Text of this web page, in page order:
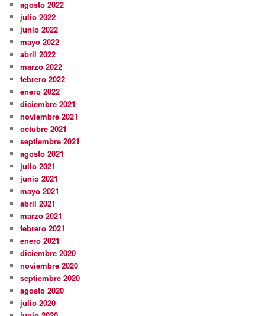
agosto 2022
julio 2022
junio 2022
mayo 2022
abril 2022
marzo 2022
febrero 2022
enero 2022
diciembre 2021
noviembre 2021
octubre 2021
septiembre 2021
agosto 2021
julio 2021
junio 2021
mayo 2021
abril 2021
marzo 2021
febrero 2021
enero 2021
diciembre 2020
noviembre 2020
septiembre 2020
agosto 2020
julio 2020